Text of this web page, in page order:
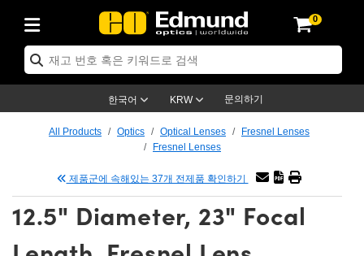
0
한국어 KRW 문의하기
Optics
Systemand Electronics
Lenses
Magnification Lenses
Cameras
Cameras
이트 & 조명
Targets
Targets
Level Test Targets
& Detection
Solutions
& Production
Handling Tools
By Application
By Brand
ProductsProducts
Products
All Products Optics Optical Lenses
Fresnel Lenses
Fresnel Lenses
제품군에 속해있는 37개 전제품 확인하기
12.5" Diameter, 23" Focal